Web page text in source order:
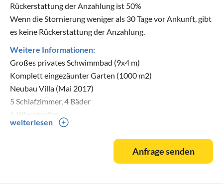
Rückerstattung der Anzahlung ist 50%
Wenn die Stornierung weniger als 30 Tage vor Ankunft, gibt
es keine Rückerstattung der Anzahlung.
Weitere Informationen:
Großes privates Schwimmbad (9x4 m)
Komplett eingezäunter Garten (1000 m2)
Neubau Villa (Mai 2017)
5 Schlafzimmer, 4 Bäder
6 Klimageräte
6 Liegen
Privatparkplatz für 3 Autos (extra 2 Autos können in der
weiterlesen
Anfrage senden